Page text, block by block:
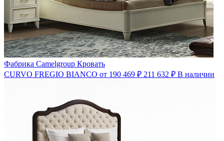
Фабрика Camelgroup Кровать
CURVO FREGIO BIANCO от 190 469 ₽ 211 632 ₽ В наличии